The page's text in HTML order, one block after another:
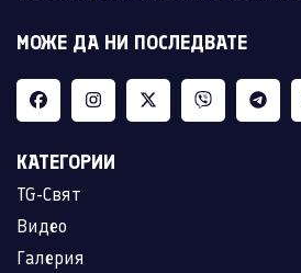
МОЖЕ ДА НИ ПОСЛЕДВАТЕ
КАТЕГОРИИ
TG-Свят
Видео
Галерия